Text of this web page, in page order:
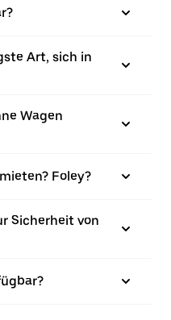
Art, sich in
Wagen
Foley?
Sicherheit von